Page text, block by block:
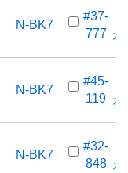
N-BK7
#37-
777 가
N-BK7
#45-
119 가
N-BK7
#32-
848 가